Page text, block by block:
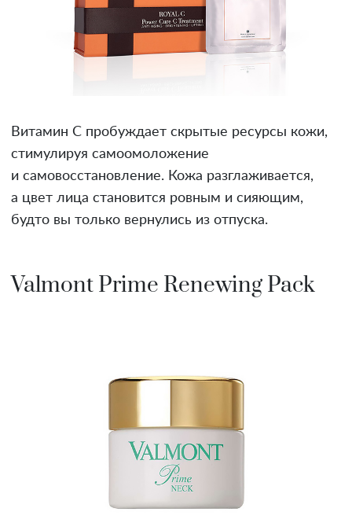
Витамин С пробуждает скрытые ресурсы кожи,
стимулируя самоомоложение
и самовосстановление. Кожа разглаживается,
а цвет лица становится ровным и сияющим,
будто вы только вернулись из отпуска.
Valmont Prime Renewing Pack